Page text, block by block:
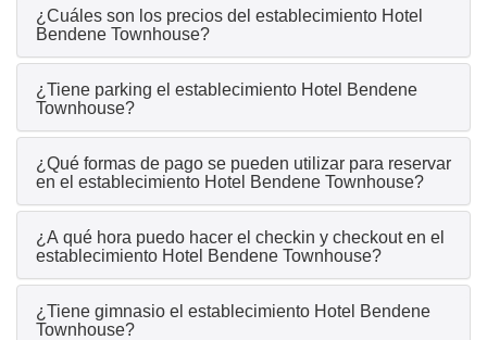
¿Cuáles son los precios del establecimiento Hotel
Bendene Townhouse?
¿Tiene parking el establecimiento Hotel Bendene
Townhouse?
¿Qué formas de pago se pueden utilizar para reservar
en el establecimiento Hotel Bendene Townhouse?
¿A qué hora puedo hacer el checkin y checkout en el
establecimiento Hotel Bendene Townhouse?
¿Tiene gimnasio el establecimiento Hotel Bendene
Townhouse?